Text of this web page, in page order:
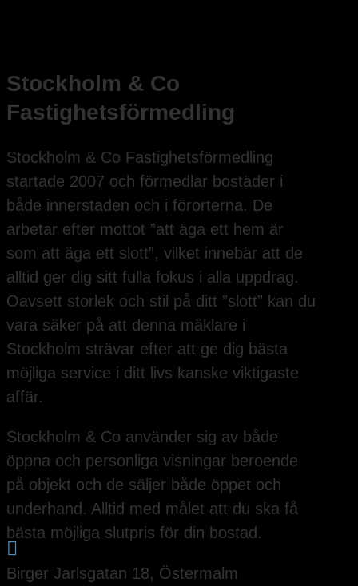
Stockholm & Co
Fastighetsförmedling
Stockholm & Co Fastighetsförmedling
startade 2007 och förmedlar bostäder i
både innerstaden och i förorterna. De
arbetar efter mottot ”att äga ett hem är
som att äga ett slott”, vilket innebär att de
alltid ger dig sitt fulla fokus i alla uppdrag.
Oavsett storlek och stil på ditt ”slott” kan du
vara säker på att denna mäklare i
Stockholm strävar efter att ge dig bästa
möjliga service i ditt livs kanske viktigaste
affär.
Stockholm & Co använder sig av både
öppna och personliga visningar beroende
på objekt och de säljer både öppet och
underhand. Alltid med målet att du ska få
bästa möjliga slutpris för din bostad.

Birger Jarlsgatan 18, Östermalm